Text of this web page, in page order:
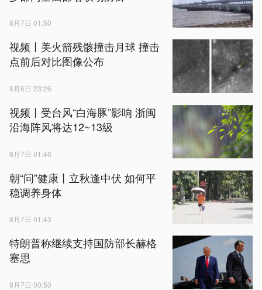
8月7日 01:50
视频丨美火箭残骸撞击月球 撞击
点前后对比图像公布
8月6日 23:26
视频丨受台风“白海豚”影响 浙闽
沿海阵风将达12~13级
8月7日 01:46
朝“问”健康丨立秋逢中伏 如何平
稳调养身体
8月7日 01:43
特朗普称继续支持国防部长赫格
塞思
8月7日 00:50